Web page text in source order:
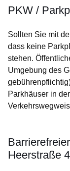
PKW /
Sollten Sie mit
dass keine
stehen.
Umgebung des
Parkhäuser in
Heerstraße 4